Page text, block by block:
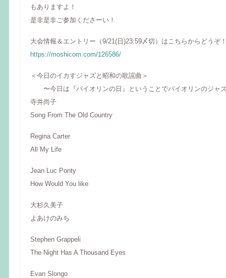
もありますよ！
是非是非ご参加くださーい！
大会情報＆エントリー（9/21(日)23:59〆切）はこちらからどうぞ
https://moshicom.com/126586/
＜今日のイカすジャズと昭和の歌謡曲＞
〜今日は『バイオリンの日』ということでバイオリンのジャ
寺井尚子
Song From The Old Country
Regina Carter
All My Life
Jean Luc Ponty
How Would You like
大杉久美子
よあけのみち
Stephen Grappeli
The Night Has A Thousand Eyes
Evan Slongo